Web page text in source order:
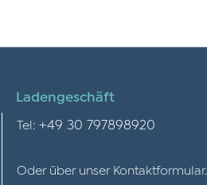
Ladengeschäft
Tel: +49 30 797898920
Oder über unser Kontaktformular.